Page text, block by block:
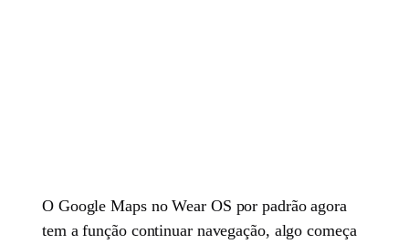
O Google Maps no Wear OS por padrão agora
tem a função continuar navegação, algo começa